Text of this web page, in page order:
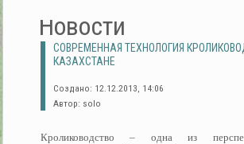
Новости
СОВРЕМЕННАЯ ТЕХНОЛОГИЯ
КАЗАХСТАНЕ
Создано: 12.12.2013, 14:06
Автор: solo
Кролиководство – одна из